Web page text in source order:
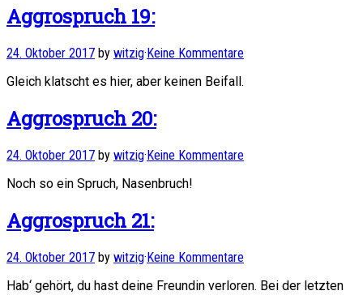
Aggrospruch 19:
24. Oktober 2017 by witzig· Keine Kommentare
Gleich klatscht es hier, aber keinen Beifall.
Aggrospruch 20:
24. Oktober 2017 by witzig· Keine Kommentare
Noch so ein Spruch, Nasenbruch!
Aggrospruch 21:
24. Oktober 2017 by witzig·Keine Kommentare
Hab‘ gehört, du hast deine Freundin verloren. Bei der letzten